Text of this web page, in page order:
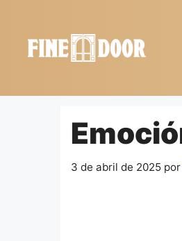
contenido
3 de abril de 2025 por